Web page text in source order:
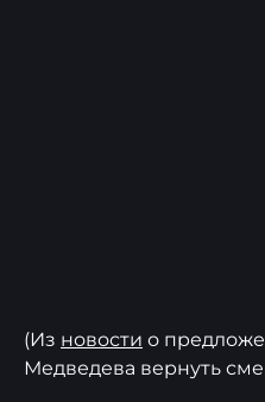
(Из новости о
Медведева вернуть